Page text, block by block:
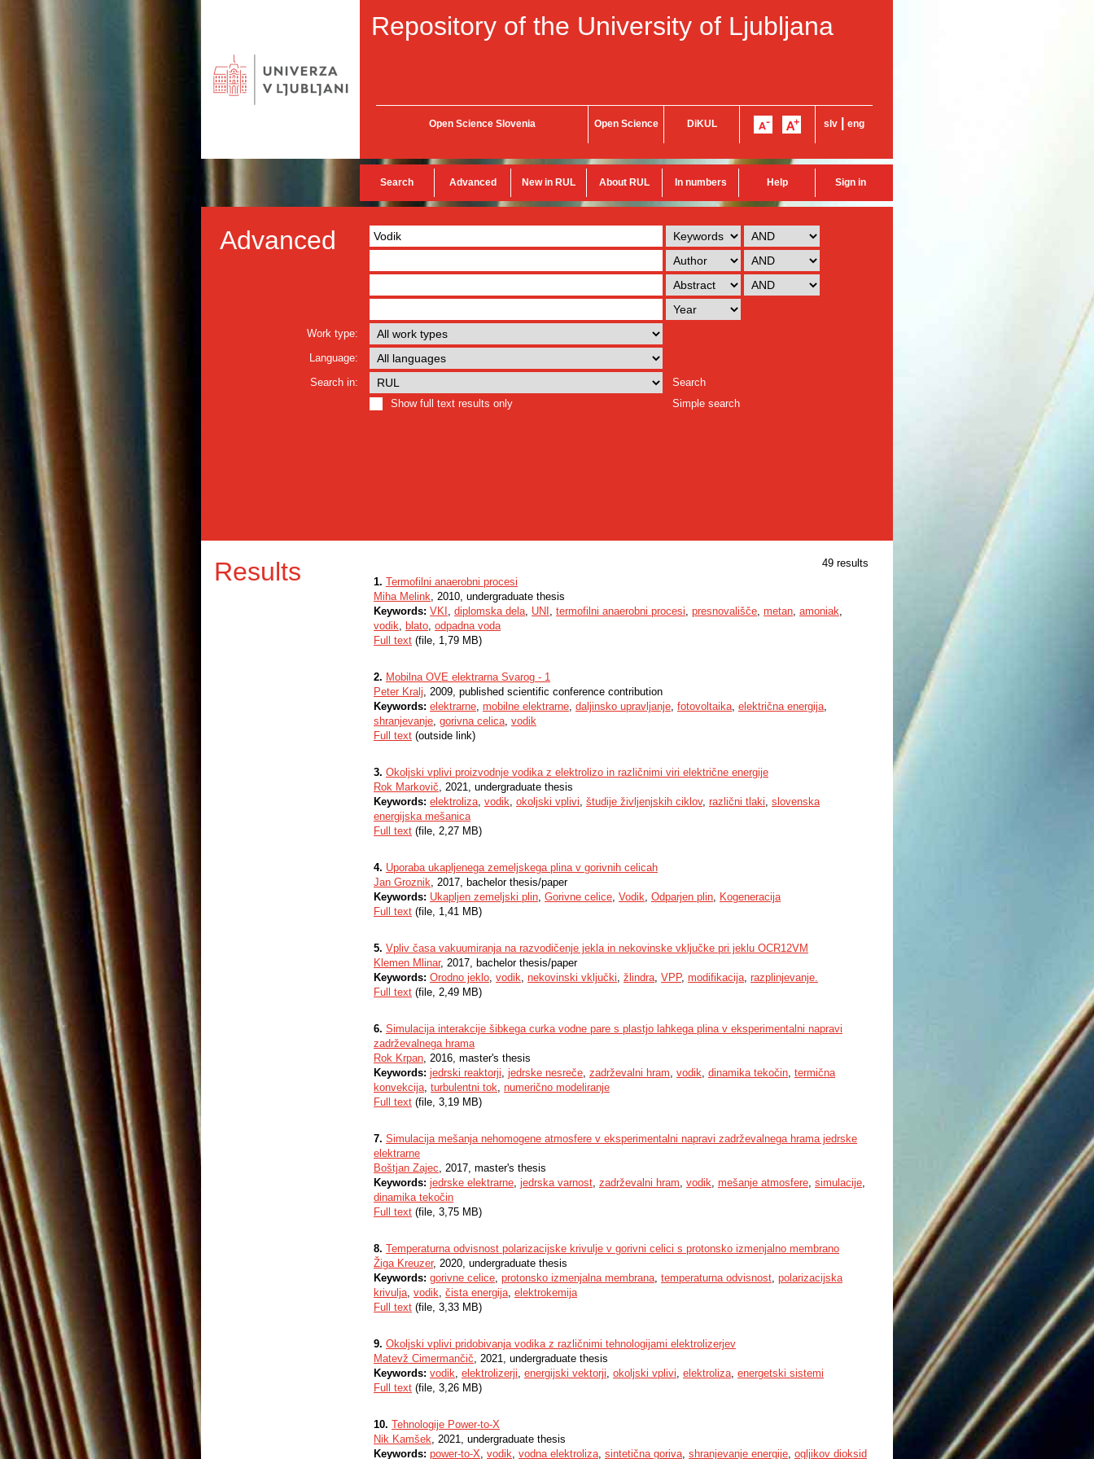
Repository of the University of Ljubljana
Open Science Slovenia Open Science DiKUL slv eng
Search Advanced New in RUL About RUL In numbers Help Sign in
Advanced
Work type:
Language:
Search in:
Search
Show full text results only
Simple search
Results
49 results
1. Termofilni anaerobni procesi
Miha Melink, 2010, undergraduate thesis
Keywords: VKI , diplomska dela, UNI , termofilni anaerobni procesi, presnovališče, metan, amoniak,
vodik, blato, odpadna voda
Full text (file, 1,79 MB)
2. Mobilna OVE elektrarna Svarog - 1
Peter Kralj, 2009, published scientific conference contribution
Keywords: elektrarne, mobilne elektrarne, daljinsko upravljanje, fotovoltaika, električna energija,
shranjevanje, gorivna celica, vodik
Full text (outside link)
3. Okoljski vplivi proizvodnje vodika z elektrolizo in različnimi viri električne energije
Rok Markovič, 2021, undergraduate thesis
Keywords: elektroliza, vodik, okoljski vplivi, študije življenjskih ciklov, različni tlaki, slovenska
energijska mešanica
Full text (file, 2,27 MB)
4. Uporaba ukapljenega zemeljskega plina v gorivnih celicah
Jan Groznik, 2017, bachelor thesis/paper
Keywords: Ukapljen zemeljski plin, Gorivne celice, Vodik, Odparjen plin, Kogeneracija
Full text (file, 1,41 MB)
5. Vpliv časa vakuumiranja na razvodičenje jekla in nekovinske vključke pri jeklu OCR12VM
Klemen Mlinar, 2017, bachelor thesis/paper
Keywords: Orodno jeklo, vodik, nekovinski vključki, žlindra, VPP, modifikacija, razplinjevanje.
Full text (file, 2,49 MB)
6. Simulacija interakcije šibkega curka vodne pare s plastjo lahkega plina v eksperimentalni napravi
zadrževalnega hrama
Rok Krpan, 2016, master's thesis
Keywords: jedrski reaktorji, jedrske nesreče, zadrževalni hram, vodik, dinamika tekočin, termična
konvekcija, turbulentni tok, numerično modeliranje
Full text (file, 3,19 MB)
7. Simulacija mešanja nehomogene atmosfere v eksperimentalni napravi zadrževalnega hrama jedrske
elektrarne
Boštjan Zajec, 2017, master's thesis
Keywords: jedrske elektrarne, jedrska varnost, zadrževalni hram, vodik, mešanje atmosfere, simulacije,
dinamika tekočin
Full text (file, 3,75 MB)
8. Temperaturna odvisnost polarizacijske krivulje v gorivni celici s protonsko izmenjalno membrano
Žiga Kreuzer, 2020, undergraduate thesis
Keywords: gorivne celice, protonsko izmenjalna membrana, temperaturna odvisnost, polarizacijska
krivulja, vodik, čista energija, elektrokemija
Full text (file, 3,33 MB)
9. Okoljski vplivi pridobivanja vodika z različnimi tehnologijami elektrolizerjev
Matevž Cimermančič, 2021, undergraduate thesis
Keywords: vodik, elektrolizerji, energijski vektorji, okoljski vplivi, elektroliza, energetski sistemi
Full text (file, 3,26 MB)
10. Tehnologije Power-to-X
Nik Kamšek, 2021, undergraduate thesis
Keywords: power-to-X, vodik, vodna elektroliza, sintetična goriva, shranjevanje energije, ogljikov dioksid